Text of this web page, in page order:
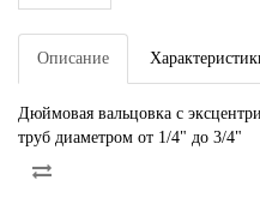
Описание
Дюймовая вальцовка с
труб диаметром от 1/4" до 3/4"